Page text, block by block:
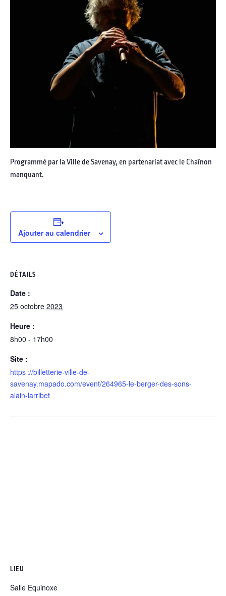
Programmé par la Ville de Savenay, en partenariat avec le Chaînon
manquant.
Ajouter au calendrier
DÉTAILS
Date :
25 octobre 2023
Heure :
8h00 - 17h00
Site :
https ://billetterie-ville-de-
savenay.mapado.com/event/264965-le-berger-des-sons-
alain-larribet
LIEU
Salle Equinoxe